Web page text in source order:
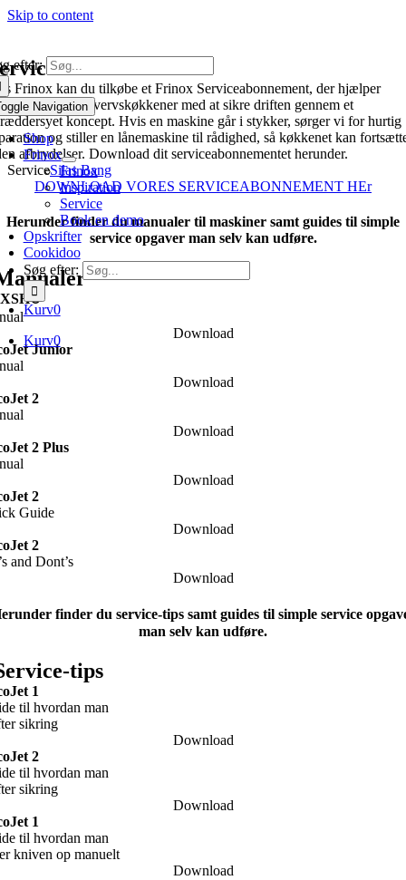
Skip to content
efter:
Navigation
Shop
Frinox
Frinox
Inspiration
Service
Book en demo
Opskrifter
Cookidoo
Søg efter:
Kurv0
Kurv0
Frinox kan du tilkøbe et Frinox Serviceabonnement, der hjælper
og erhvervskøkkener med at sikre driften gennem et
koncept. Hvis en maskine går i stykker, sørger vi for hurtig
og stiller en lånemaskine til rådighed, så køkkenet kan
afbrydelser. Download dit serviceabonnementet herunder.
ServiceSilas Bang
DOWNLOAD VORES SERVICEABONNEMENT HEr
Herunder finder du manualer til maskiner samt guides til simple
service opgaver man selv kan udføre.
©
Download
Junior
Download
2
Download
2 Plus
Download
2
Guide
Download
2
and Dont’s
Download
finder du service-tips samt guides til simple service
man selv kan udføre.
tips
1
til hvordan man
sikring
Download
2
til hvordan man
sikring
Download
1
til hvordan man
kniven op manuelt
Download